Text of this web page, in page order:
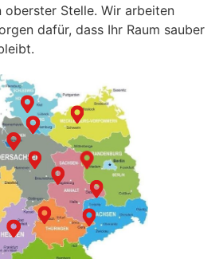
oberster Stelle. Wir arbeiten
dafür, dass Ihr Raum sauber